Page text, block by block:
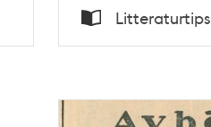
Tid
Typ
Litteraturtips